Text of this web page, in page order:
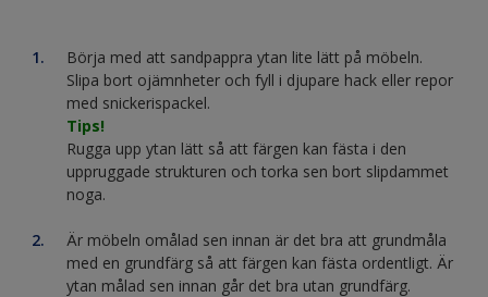
Börja med att sandpappra ytan lite lätt på möbeln.
Slipa bort ojämnheter och fyll i djupare hack eller repor
med snickerispackel.
Tips!
Rugga upp ytan lätt så att färgen kan fästa i den
uppruggade strukturen och torka sen bort slipdammet
noga.
Är möbeln omålad sen innan är det bra att grundmåla
med en grundfärg så att färgen kan fästa ordentligt. Är
ytan målad sen innan går det bra utan grundfärg.